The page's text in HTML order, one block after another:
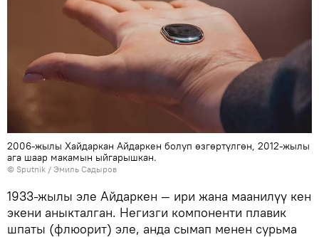
2006-жылы Хайдаркан Айдаркен болуп өзгөртүлгөн, 2012-жылы
ага шаар макамын ыйгарышкан.
© Sputnik / Эмиль Садыров
1933-жылы эле Айдаркен — ири жана маанилүү кен
экени аныкталган. Негизги компоненти плавик
шпаты (флюорит) эле, анда сымап менен сурьма